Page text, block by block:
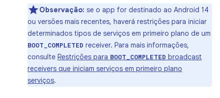
Observação: se o app for destinado ao Android 14
ou versões mais recentes, haverá restrições para iniciar
determinados tipos de serviços em primeiro plano de um
BOOT_COMPLETED receiver. Para mais informações,
consulte Restrições para BOOT_COMPLETED broadcast
receivers que iniciam serviços em primeiro plano
serviços.